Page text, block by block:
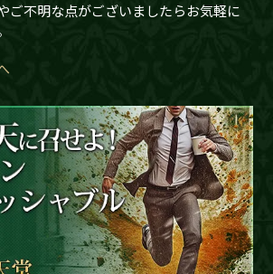
ご不明な点がございましたらお気軽に